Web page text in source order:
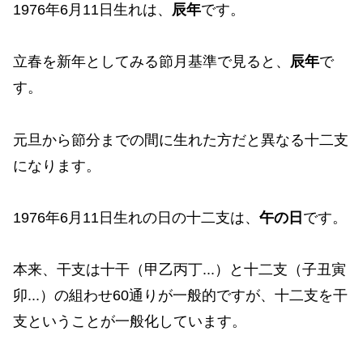
1976年6月11日生れは、 辰年です。
立春を新年としてみる節月基準で見ると、 辰年で
す。
元旦から節分までの間に生れた方だと異なる十二支
になります。
1976年6月11日生れの日の十二支は、 午の日 です。
本来、干支は十干（甲乙丙丁...）と十二支（子丑寅
卯...）の組わせ60通りが一般的ですが、十二支を干
支ということが一般化しています。